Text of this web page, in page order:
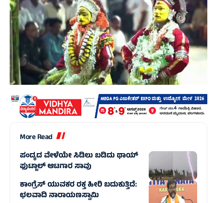
More Read
ಪಂದ್ಯದ ವೇಳೆಯೇ ಸಿಡಿಲು ಬಡಿದು ಥಾಯ್‌
ಫುಟ್ಬಾಲ್‌ ಆಟಗಾರ ಸಾವು
ಕಾಂಗ್ರೆಸ್ ಯುವಕರ ರಕ್ತ ಹೀರಿ ಬದುಕುತ್ತಿದೆ:
ಛಲವಾದಿ ನಾರಾಯಣಸ್ವಾಮಿ